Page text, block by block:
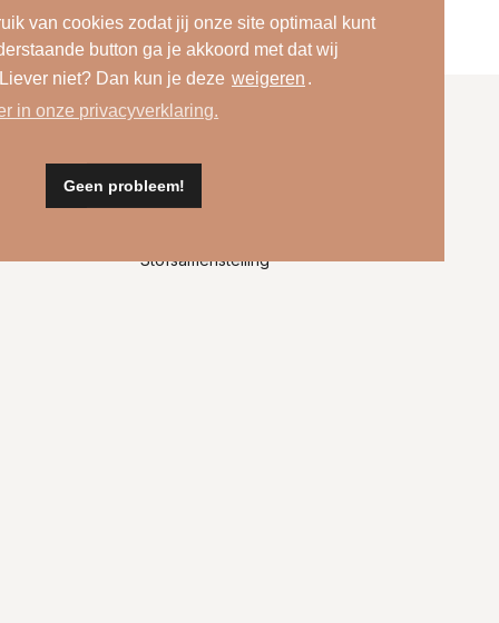
van cookies zodat jij onze site optimaal kunt
button ga je akkoord met dat wij
niet? Dan kun je deze weigeren .
in onze privacyverklaring.
Geen probleem!
Wasinformatie
Stofsamenstelling